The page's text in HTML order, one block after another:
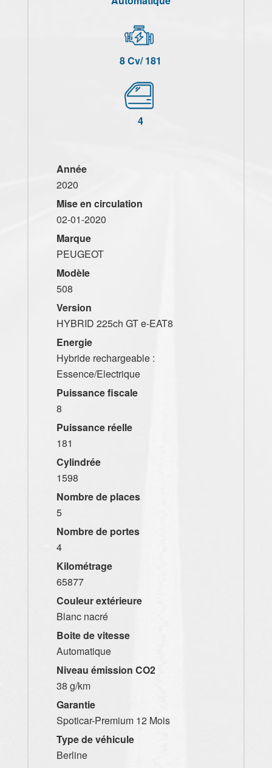
8 Cv/ 181
4
Année
2020
Mise en circulation
02-01-2020
Marque
PEUGEOT
Modèle
508
Version
HYBRID 225ch GT e-EAT8
Energie
Hybride rechargeable :
Essence/Electrique
Puissance fiscale
8
Puissance réelle
181
Cylindrée
1598
Nombre de places
5
Nombre de portes
4
Kilométrage
65877
Couleur extérieure
Blanc nacré
Boite de vitesse
Automatique
Niveau émission CO2
38 g/km
Garantie
Spoticar-Premium 12 Mois
Type de véhicule
Berline